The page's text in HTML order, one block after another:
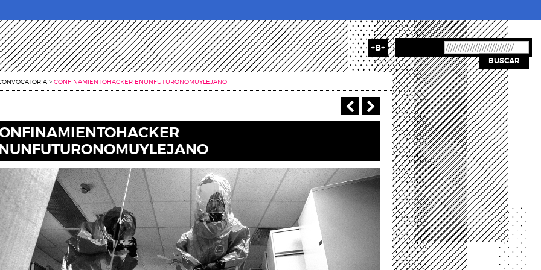
BUSCAR
+B+
> CONFINAMIENTOHACKER ENUNFUTURONOMUYLEJANO
‹ AnteriorSiguiente >